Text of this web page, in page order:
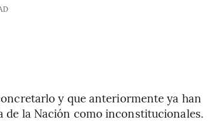
y que anteriormente ya han
de la Nación como inconstitucionales.